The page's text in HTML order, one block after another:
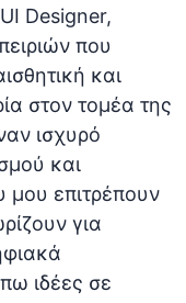
Designer,
που
και
στον τομέα της
ισχυρό
και
μου επιτρέπουν
για
ιδέες σε